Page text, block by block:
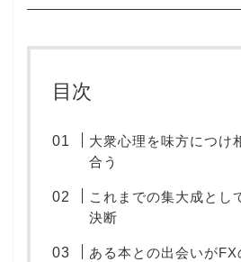
目次
大衆心理を味方につけ
合う
これまでの集大成とし
決断
ある本との出会いが